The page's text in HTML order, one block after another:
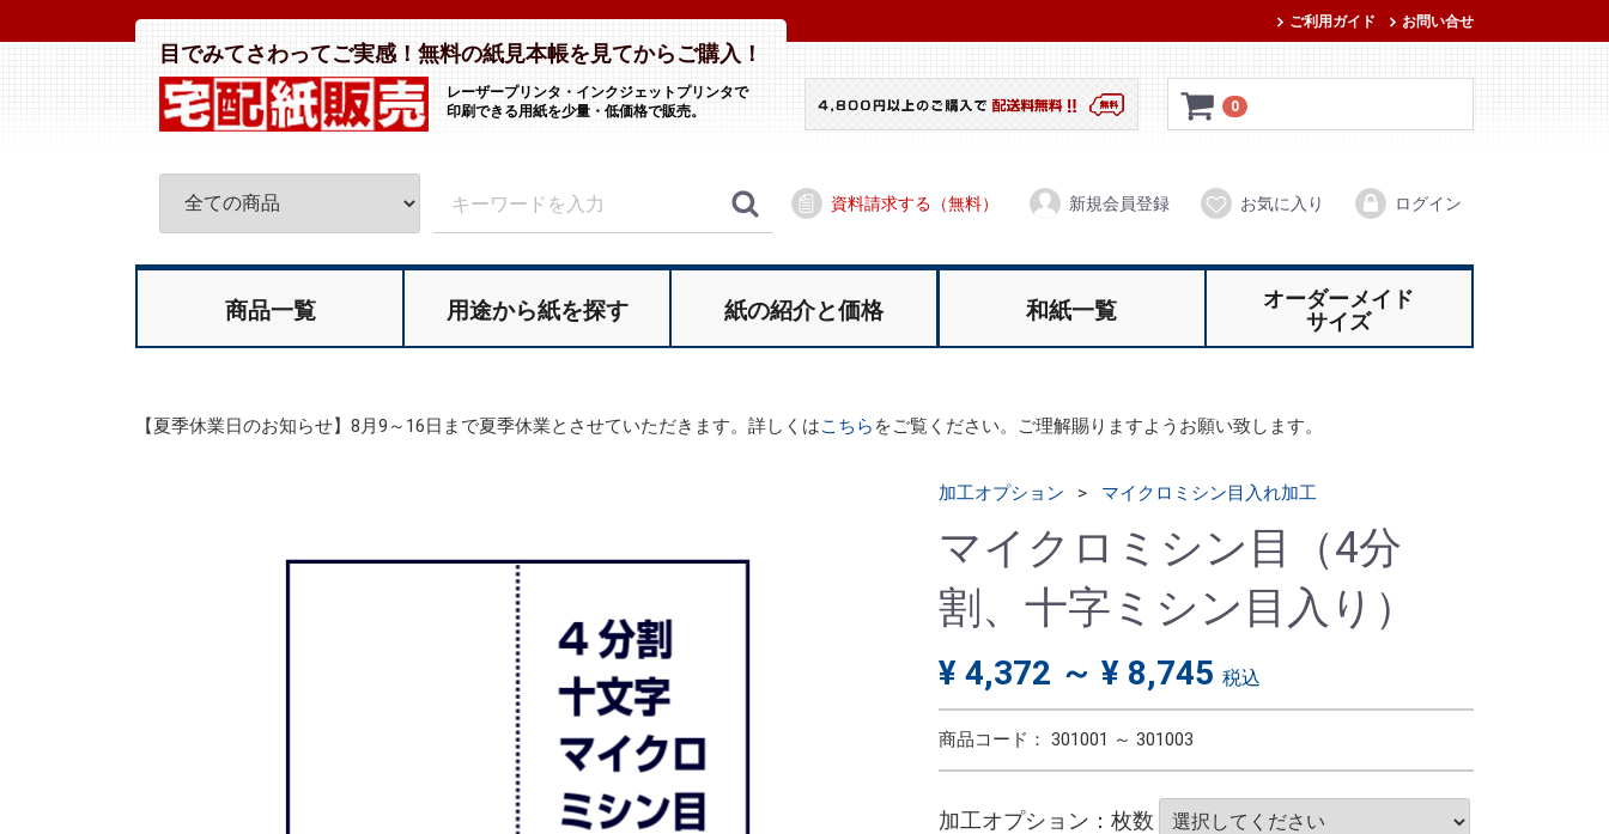
ご利用ガイド お問い合せ
目でみてさわってご実感！ 無料の紙見本帳を見てからご購入！
レーザープリンタ・インクジェットプリンタで
印刷できる用紙を少量・低価格で販売。
0
資料請求する（無料） 新規会員登録 お気に入り ログイン
商品一覧 用途から紙を探す 紙の紹介と価格 和紙一覧
オーダーメイド
サイズ
【夏季休業日のお知らせ】8月9～16日まで夏季休業とさせていただきます。詳しくはこちら をご覧ください。ご理解賜りますようお願い致します。
加工オプション マイクロミシン目入れ加工
マイクロミシン目（4分
割、十字ミシン目入り）
¥ 4,372 ～ ¥ 8,745 税込
商品コード： 301001 ～ 301003
加工オプション：枚数